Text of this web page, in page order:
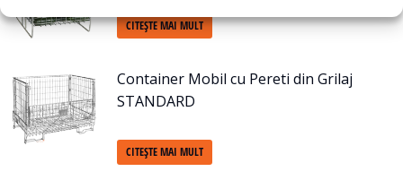
CITEȘTE MAI MULT
Container Mobil cu Pereti din Grilaj
STANDARD
CITEȘTE MAI MULT